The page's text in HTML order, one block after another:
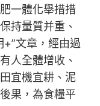
一體化舉措措
持量質并重、
+”文章，經由過
人全體增收、
宜機宜耕、泥
果，為食糧平